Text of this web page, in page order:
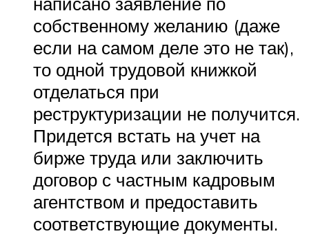
собственному желанию (даже
если на самом деле это не так),
то одной трудовой книжкой
отделаться при
реструктуризации не получится.
Придется встать на учет на
бирже труда или заключить
договор с частным кадровым
агентством и предоставить
соответствующие документы.